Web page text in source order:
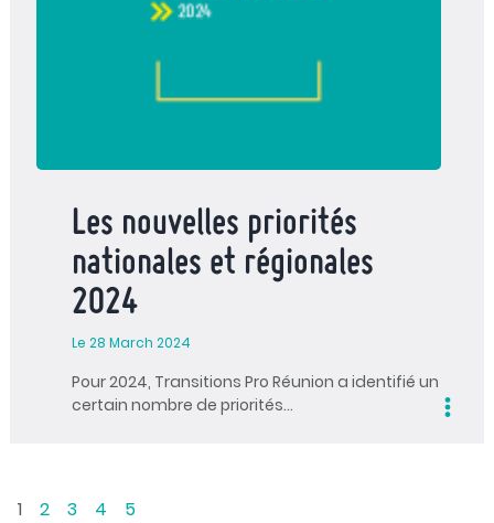
Les nouvelles priorités
nationales et régionales
2024
Le 28 March 2024
Pour 2024, Transitions Pro Réunion a identifié un
certain nombre de priorités…
1 2 3 4 5